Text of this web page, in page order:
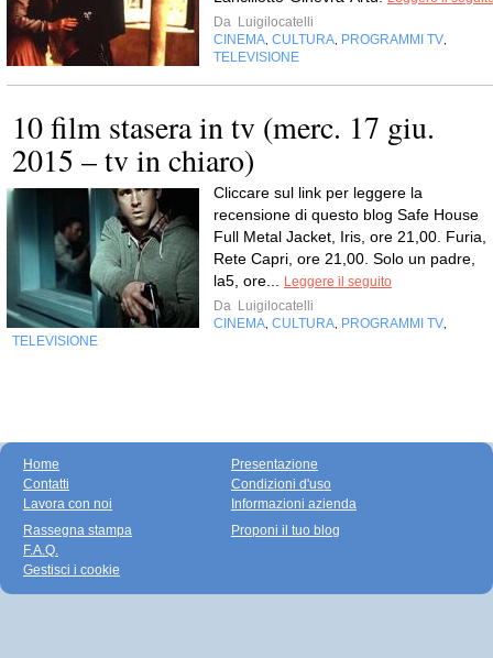
Da Luigilocatelli
CINEMA CULTURA PROGRAMMI TV
TELEVISIONE
10 film stasera in tv (merc. 17 giu.
2015 – tv in chiaro)
Cliccare sul link per leggere la
recensione di questo blog Safe House
Full Metal Jacket, Iris, ore 21,00. Furia,
Rete Capri, ore 21,00. Solo un padre,
la5, ore...
Leggere il seguito
Da Luigilocatelli
CINEMA CULTURA PROGRAMMI TV
TELEVISIONE
Home
Contatti
Lavora con noi
Presentazione
Condizioni d'uso
Informazioni azienda
Rassegna stampa
F.A.Q.
Gestisci i cookie
Proponi il tuo blog